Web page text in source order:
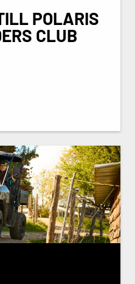
POLARIS
CLUB